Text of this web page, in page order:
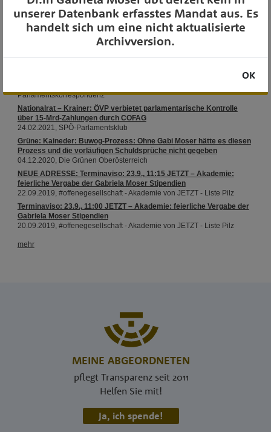
MEINE ABGEORDNETEN
pflegt Transparenz seit 2011
Helfen Sie mit!
Ja, ich spende!
OTS-AUSSENDUNGEN
unserer Datenbank erfasstes Mandat aus. Es
handelt sich um eine nicht aktualisierte
Archivversion.
OK